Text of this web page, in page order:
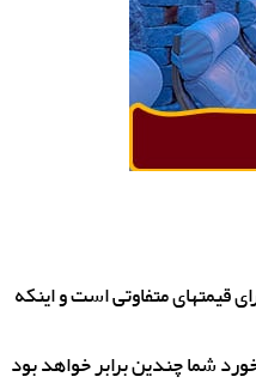
قیمتهای متفاوتی است و اینکه
شما چندین برابر خواهد بود